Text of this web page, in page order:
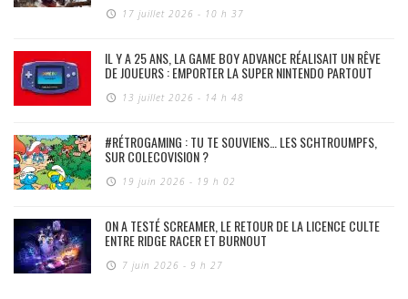
17 juillet 2026 - 10 h 37
IL Y A 25 ANS, LA GAME BOY ADVANCE RÉALISAIT UN RÊVE
DE JOUEURS : EMPORTER LA SUPER NINTENDO PARTOUT
13 juillet 2026 - 14 h 48
#RÉTROGAMING : TU TE SOUVIENS… LES SCHTROUMPFS,
SUR COLECOVISION ?
19 juin 2026 - 19 h 02
ON A TESTÉ SCREAMER, LE RETOUR DE LA LICENCE CULTE
ENTRE RIDGE RACER ET BURNOUT
7 juin 2026 - 9 h 27